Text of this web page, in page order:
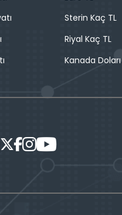
Sterin Kaç TL
Riyal Kaç TL
Kanada Doları